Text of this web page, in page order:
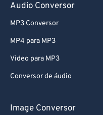
Audio Conversor
MP3 Conversor
MP4 para MP3
Video para MP3
Conversor de áudio
Image Conversor